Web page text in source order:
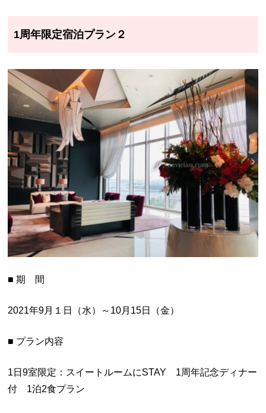
1周年限定宿泊プラン２
■ 期 間
2021年9月１日（水）～10月15日（金）
■ プラン内容
1日9室限定：スイートルームにSTAY 1周年記念ディナー
付 1泊2食プラン